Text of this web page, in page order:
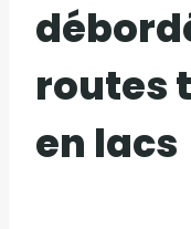
routes
en lacs